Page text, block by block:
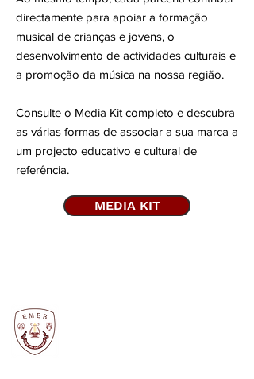
directamente para apoiar a formação
musical de crianças e jovens, o
desenvolvimento de actividades culturais e
a promoção da música na nossa região.
Consulte o Media Kit completo e descubra
as várias formas de associar a sua marca a
um projecto educativo e cultural de
referência.
MEDIA KIT